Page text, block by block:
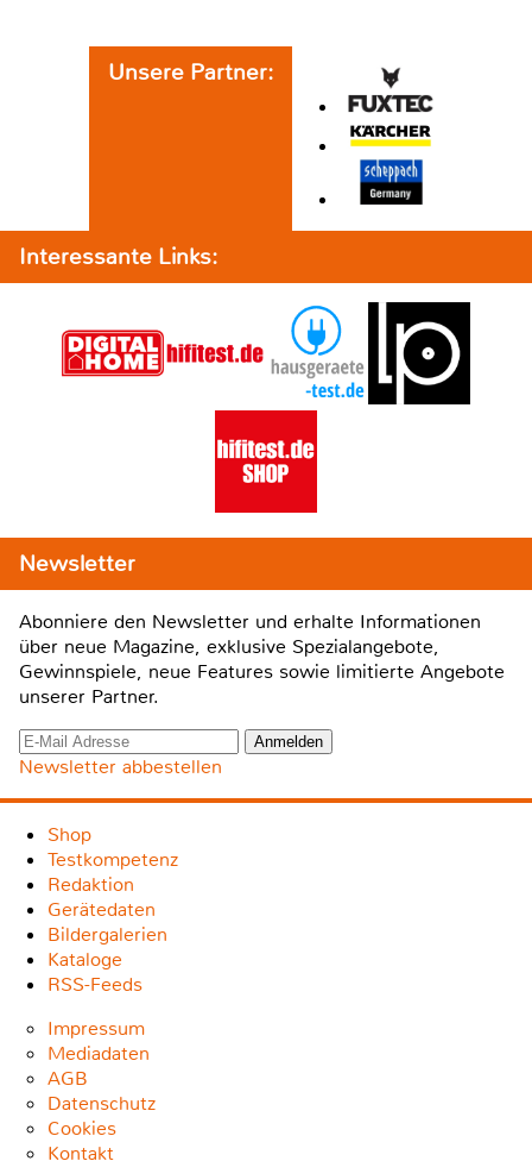
Unsere Partner:
Interessante Links:
Newsletter
Abonniere den Newsletter und erhalte Informationen
über neue Magazine, exklusive Spezialangebote,
Gewinnspiele, neue Features sowie limitierte Angebote
unserer Partner.
Newsletter abbestellen
Shop
Testkompetenz
Redaktion
Gerätedaten
Bildergalerien
Kataloge
RSS-Feeds
Impressum
Mediadaten
AGB
Datenschutz
Cookies
Kontakt